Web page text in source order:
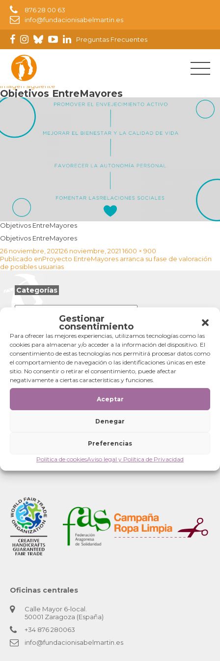
Gestionar
consentimiento
Para ofrecer las mejores experiencias, utilizamos tecnologías como las
cookies para almacenar y/o acceder a la información del dispositivo. El
consentimiento de estas tecnologías nos permitirá procesar datos como
el comportamiento de navegación o las identificaciones únicas en este
sitio. No consentir o retirar el consentimiento, puede afectar
negativamente a ciertas características y funciones.
Aceptar
Denegar
Preferencias
Política de cookiesAviso legal y Política de Privacidad
876 28 00 63
info@fundacionisabelmartin.es
Preguntas Frecuentes
Imagen anterior
Imagen siguiente
Objetivos EntreMayores
Objetivos EntreMayores
Objetivos EntreMayores
Publicado
el
26 noviembre, 202126 noviembre, 2021 Tamaño
completo
1600 × 900
Navegación
de
entradas
Publicado enProyecto EntreMayores arranca su fase de valoración
de posibles usuarias
Categorías
Categorías
Oficinas centrales
Calle Mayor 6-local.
50001 Zaragoza (España)
+34 876 280063
info@fundacionisabelmartin.es